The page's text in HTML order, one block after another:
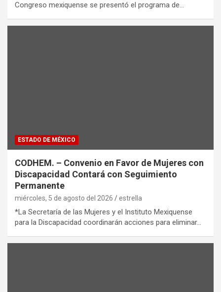
Congreso mexiquense se presentó el programa de…
ESTADO DE MÉXICO
CODHEM. – Convenio en Favor de Mujeres con
Discapacidad Contará con Seguimiento
Permanente
miércoles, 5 de agosto del 2026 estrella
*La Secretaría de las Mujeres y el Instituto Mexiquense
para la Discapacidad coordinarán acciones para eliminar…